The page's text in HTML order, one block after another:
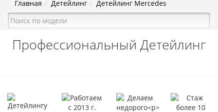
Главная Детейлинг Детейлинг Mercedes
Профессиональный Детейлинг